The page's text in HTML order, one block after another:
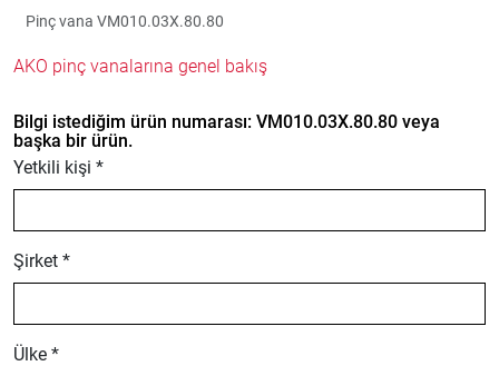
Pinç vana VM010.03X.80.80
AKO pinç vanalarına genel bakış
Bilgi istediğim ürün numarası: VM010.03X.80.80 veya
başka bir ürün.
Yetkili kişi *
Şirket *
Ülke *